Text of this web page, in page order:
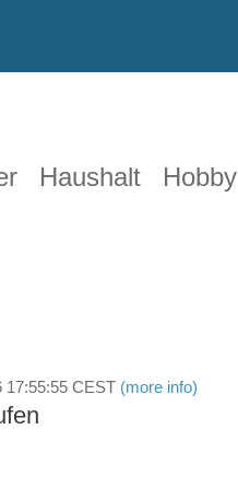
Haushalt Hobby
17:55:55 CEST (more info)